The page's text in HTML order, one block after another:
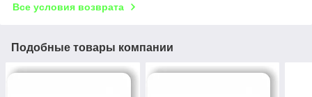
Все условия возврата
Подобные товары компании